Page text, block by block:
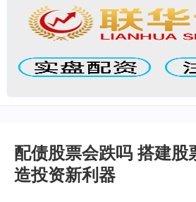
配债股票会跌吗 搭建股
造投资新利器